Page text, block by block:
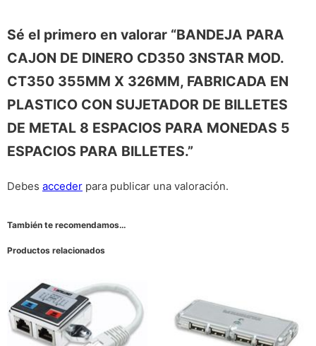
Sé el primero en valorar “BANDEJA PARA
CAJON DE DINERO CD350 3NSTAR MOD.
CT350 355MM X 326MM, FABRICADA EN
PLASTICO CON SUJETADOR DE BILLETES
DE METAL 8 ESPACIOS PARA MONEDAS 5
ESPACIOS PARA BILLETES.”
Debes acceder para publicar una valoración.
También te recomendamos…
Productos relacionados